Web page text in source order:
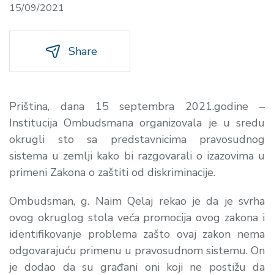
15/09/2021
Share
Priština, dana 15 septembra 2021.godine –
Institucija Ombudsmana organizovala je u sredu
okrugli sto sa predstavnicima pravosudnog
sistema u zemlji kako bi razgovarali o izazovima u
primeni Zakona o zaštiti od diskriminacije.
Ombudsman, g. Naim Qelaj rekao je da je svrha
ovog okruglog stola veća promocija ovog zakona i
identifikovanje problema zašto ovaj zakon nema
odgovarajuću primenu u pravosudnom sistemu. On
je dodao da su građani oni koji ne postižu da